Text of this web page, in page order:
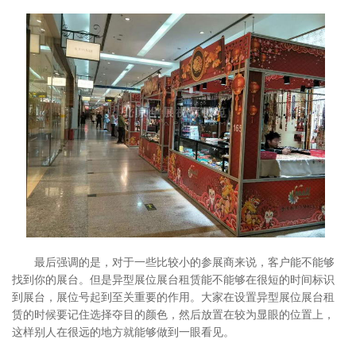
最后强调的是，对于一些比较小的参展商来说，客户能不能够
找到你的展台。但是异型展位展台租赁能不能够在很短的时间标识
到展台，展位号起到至关重要的作用。大家在设置异型展位展台租
赁的时候要记住选择夺目的颜色，然后放置在较为显眼的位置上，
这样别人在很远的地方就能够做到一眼看见。